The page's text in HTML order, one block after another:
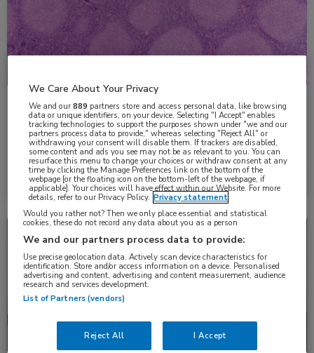
Nieuwe fase in de behandeling van folliculair
lymfoom
Een nieuwe behandeling van recidiverend of refractair folliculair
lymfoom zou mogelijk een nieuwe standaardbehandeling …
24 dec. 2025 Lees meer →
Nieuws Hematologie
We Care About Your Privacy
We and our889 partners store and access personal data, like browsing
data or unique identifiers, on your device. Selecting "I Accept" enables
tracking technologies to support the purposes shown under "we and our
partners process data to provide," whereas selecting "Reject All" or
withdrawing your consent will disable them. If trackers are disabled,
some content and ads you see may not be as relevant to you. You can
resurface this menu to change your choices or withdraw consent at any
time by clicking the Manage Preferences link on the bottom of the
webpage [or the floating icon on the bottom-left of the webpage, if
applicable]. Your choices will have effect within our Website. For more
details, refer to our Privacy Policy. Privacy statement
Would you rather not? Then we only place essential and statistical
cookies, these do not record any data about you as a person
We and our partners process data to provide:
Use precise geolocation data. Actively scan device characteristics for
identification. Store and/or access information on a device. Personalised
advertising and content, advertising and content measurement, audience
research and services development.
List of Partners (vendors)
Reject All I Accept